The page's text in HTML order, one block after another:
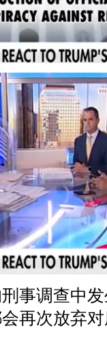
事调查中
再次放弃